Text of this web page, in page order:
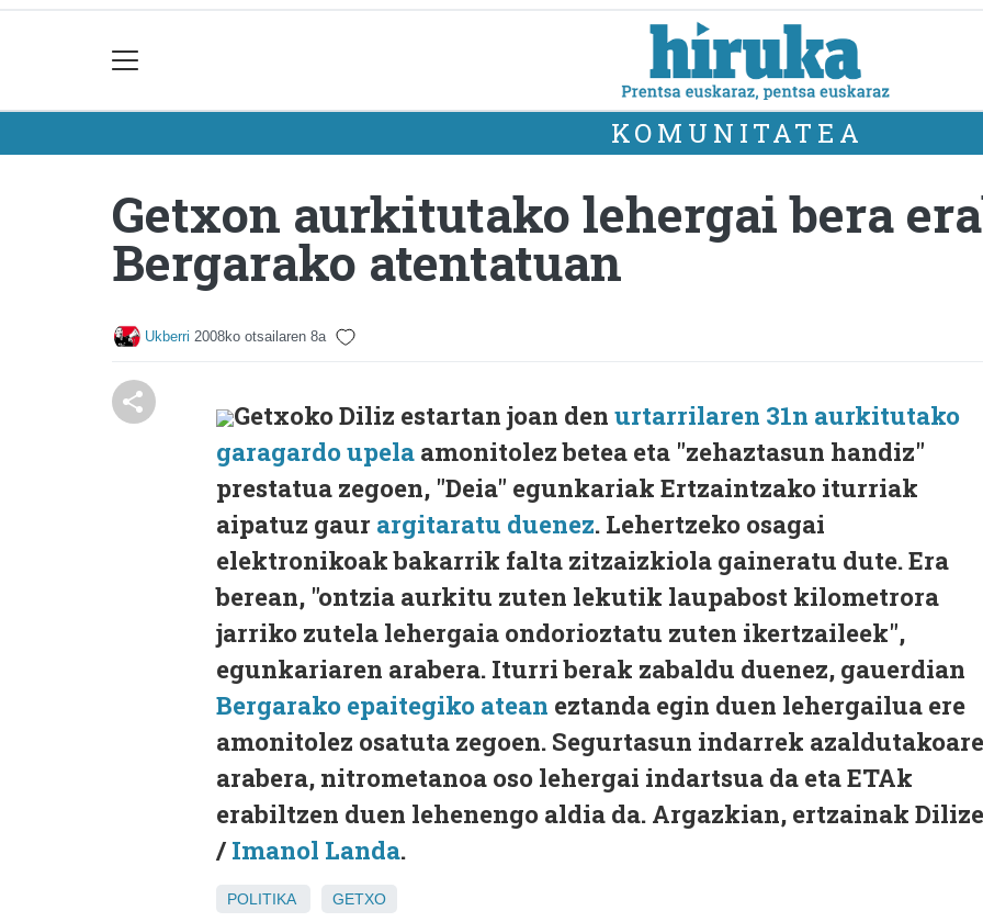
KOMUNITATEA
Getxon aurkitutako lehergai bera
Bergarako atentatuan
Ukberri 2008ko otsailaren 8a
Getxoko Diliz estartan joan den urtarrilaren 31n aurkitutako
garagardo upela amonitolez betea eta "zehaztasun handiz"
prestatua zegoen, "Deia" egunkariak Ertzaintzako iturriak
aipatuz gaur argitaratu duenez. Lehertzeko osagai
elektronikoak bakarrik falta zitzaizkiola gaineratu dute. Era
berean, "ontzia aurkitu zuten lekutik laupabost kilometrora
jarriko zutela lehergaia ondorioztatu zuten ikertzaileek",
egunkariaren arabera. Iturri berak zabaldu duenez, gauerdian
Bergarako epaitegiko atean eztanda egin duen lehergailua ere
amonitolez osatuta zegoen. Segurtasun indarrek
arabera, nitrometanoa oso lehergai indartsua da eta ETAk
erabiltzen duen lehenengo aldia da. Argazkian, ertzainak
/ Imanol Landa.
POLITIKA GETXO